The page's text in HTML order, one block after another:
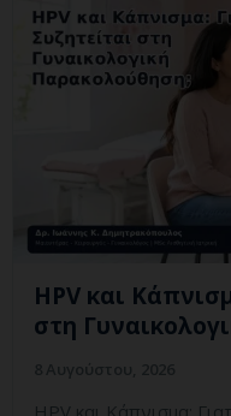
HPV και
στη
HPV και Κάπνισμα: